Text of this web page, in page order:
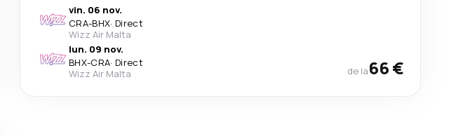
vin. 06 nov.
CRA-BHX· Direct
Wizz Air Malta
lun. 09 nov.
BHX-CRA· Direct
Wizz Air Malta
de la66 €